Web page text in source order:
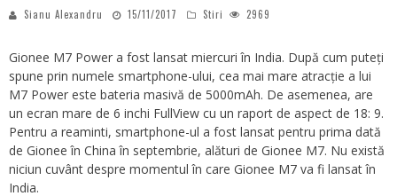
Sianu Alexandru 15/11/2017 Stiri 2969
Gionee M7 Power a fost lansat miercuri în India. După cum puteți
spune prin numele smartphone-ului, cea mai mare atracție a lui
M7 Power este bateria masivă de 5000mAh. De asemenea, are
un ecran mare de 6 inchi FullView cu un raport de aspect de 18: 9.
Pentru a reaminti, smartphone-ul a fost lansat pentru prima dată
de Gionee în China în septembrie, alături de Gionee M7. Nu există
niciun cuvânt despre momentul în care Gionee M7 va fi lansat în
India.